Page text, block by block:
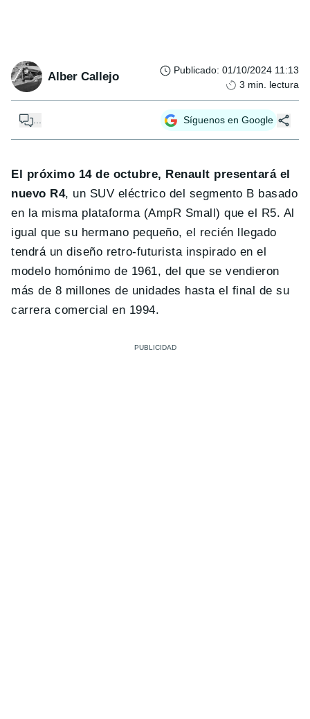
Alber Callejo Publicado: 01/10/2024 11:13
3 min. lectura
... Síguenos en Google
El próximo 14 de octubre, Renault presentará el
nuevo R4, un SUV eléctrico del segmento B basado
en la misma plataforma (AmpR Small) que el R5. Al
igual que su hermano pequeño, el recién llegado
tendrá un diseño retro-futurista inspirado en el
modelo homónimo de 1961, del que se vendieron
más de 8 millones de unidades hasta el final de su
carrera comercial en 1994.